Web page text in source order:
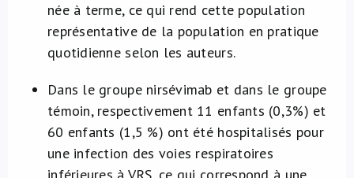
née à terme, ce qui rend cette population
représentative de la population en pratique
quotidienne selon les auteurs.
Dans le groupe nirsévimab et dans le groupe
témoin, respectivement 11 enfants (0,3%) et
60 enfants (1,5 %) ont été hospitalisés pour
une infection des voies respiratoires